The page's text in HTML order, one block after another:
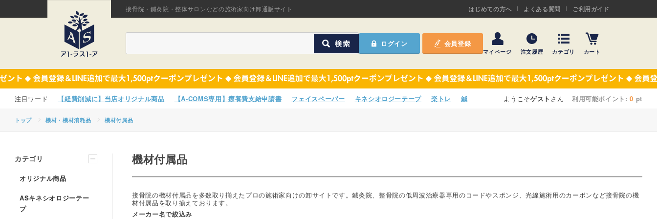
接骨院・鍼灸院・整体サロンなどの施術家向け卸通販サイト はじめての方へ よくある質問 ご利用ガイド
ログイン 会員登録
マイページ 注文履歴 カテゴリ
オリジナル商品 ASキネシオロジーテープ
カート
【経費削減に】当店オリジナル商品 【A-COMS専用】療養費支給申請書 フェイスペーパー キネシオロジーテープ 楽トレ 鍼 ようこそゲスト さん 利用可能ポイント:0 pt
トップ 機材・機材消耗品 機材付属品
機材付属品
接骨院の機材付属品を多数取り揃えたプロの施術家向けの卸サイトです。鍼灸院、整骨院の低周波治療器専用のコードやスポンジ、光線施術用のカーボンなど接骨院の機
材付属品を取り揃えております。
メーカー名で絞込み
カテゴリ
オリジナル商品
ASキネシオロジーテー
プ
ほねつぎHot 機材・機材消耗品
鍼灸用品 テーピング
サポーター 施術ベッド・マクラ
A-COMS 【楽トレ】機器付属品